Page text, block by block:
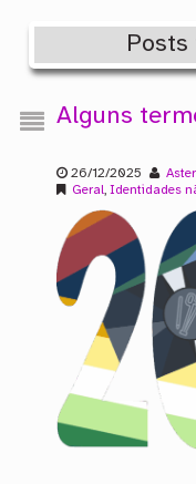
Alguns
26/12/2025
Aster
Geral, Identidades